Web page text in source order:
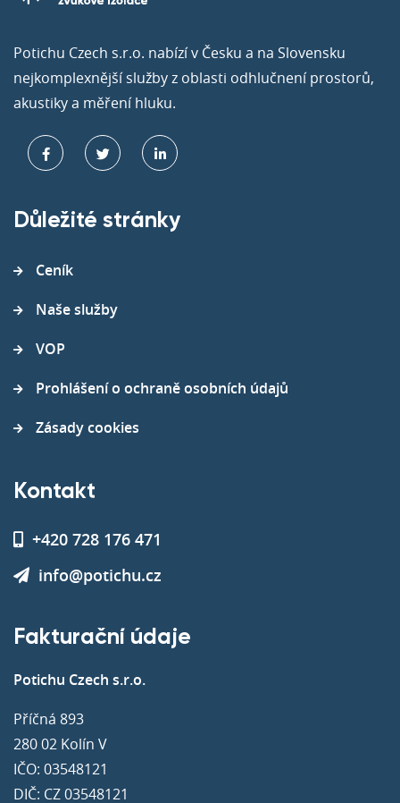
Potichu Czech s.r.o. nabízí v Česku a na Slovensku
nejkomplexnější služby z oblasti odhlučnení prostorů,
akustiky a měření hluku.
Důležité stránky
Ceník
Naše služby
VOP
Prohlášení o ochraně osobních údajů
Zásady cookies
Kontakt
+420 728 176 471
info@potichu.cz
Fakturační údaje
Potichu Czech s.r.o.
Příčná 893
280 02 Kolín V
IČO: 03548121
DIČ: CZ 03548121